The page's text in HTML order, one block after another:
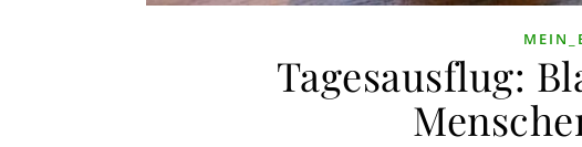
Tagesausflug: